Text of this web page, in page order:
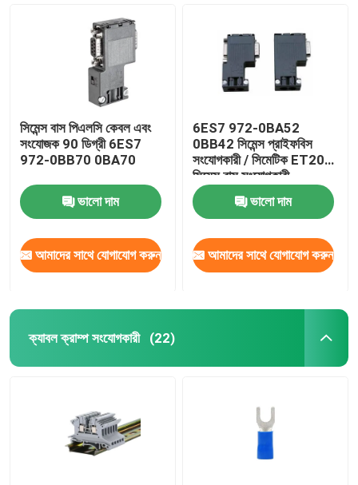
সিমেন্স বাস পিএলসি কেবল এবং
সংযোজক 90 ডিগ্রী 6ES7
972-0BB70 0BA70
ভালো দাম
আমাদের সাথে যোগাযোগ করুন
6ES7 972-0BA52
0BB42 সিমেন্স প্রাইফবিস
সংযোগকারী / সিমেটিক ET200
সিমেন্স বাস সংযোগকারী
ভালো দাম
আমাদের সাথে যোগাযোগ করুন
ক্যাবল ক্রাম্প সংযোগকারী (22)